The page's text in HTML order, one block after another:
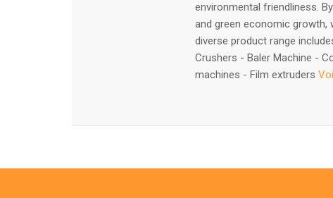
environmental friendliness.
and green economic growth,
diverse product range
Crushers - Baler Machine -
machines - Film extruders